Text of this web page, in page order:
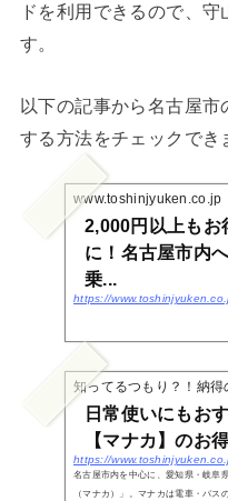
ドを利用できるので、
す。
以下の記事から名古屋
する方法をチェックでき
www.toshinjyuken.co.jp
2,000円以上もお
に！名古屋市内
乗...
https://
知ってるつもり？！納
日常使いにもお
【マナカ】のお
https://
名古屋市内を中心に、愛知県・岐阜
（マナカ）」。マナカは電車・バス